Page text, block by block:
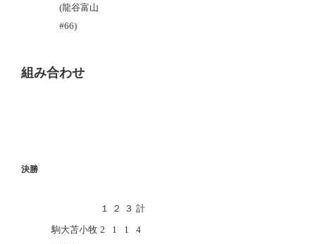
(龍谷富山
#66)
組み合わせ
決勝
１ ２ ３ 計
駒大苫小牧 2 1 1
4